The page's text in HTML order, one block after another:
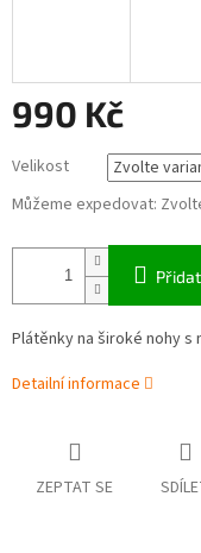
990 Kč
cena:
Velikost
Můžeme expedovat:
Plátěnky na široké nohy s
Detailní informace
ZEPTAT SE